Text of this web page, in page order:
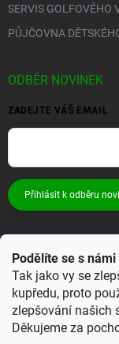
Podělíte se s
Tak jako vy se
kupředu, proto
zlepšování našich
Děkujeme za
SERVIS GOLFOVÉHO
PŮJČOVNA
ODBĚR NOVINEK
ZADEJTE VÁŠ EMAIL
Přihlásit k odběru